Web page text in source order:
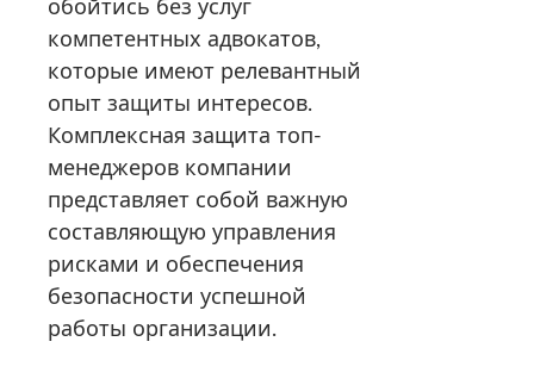
обойтись без услуг
компетентных адвокатов,
которые имеют релевантный
опыт защиты интересов.
Комплексная защита топ-
менеджеров компании
представляет собой важную
составляющую управления
рисками и обеспечения
безопасности успешной
работы организации.